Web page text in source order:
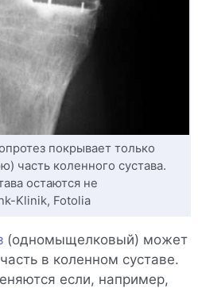
покрывает только
часть коленного сустава.
остаются не
Klinik, Fotolia
(одномыщелковый) может
в коленном суставе.
если, например,